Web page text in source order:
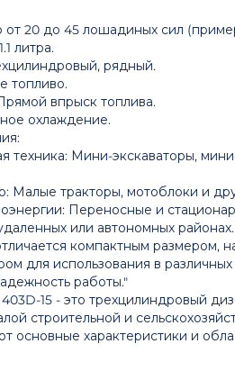
20 до 45 лошадиных сил
литра.
рядный.
топливо.
впрыск топлива.
охлаждение.
техника: Мини-экскаваторы,
Малые тракторы, мотоблоки и
Переносные и
или автономных районах.
компактным
для использования в
работы."
15 - это трехцилиндровый
строительной и
основные характеристики и